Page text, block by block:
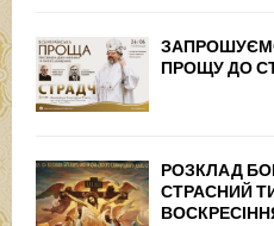
ПРОЩУ ДО
РОЗКЛАД
СТРАСНИЙ